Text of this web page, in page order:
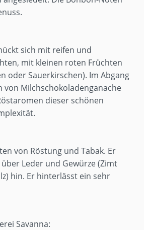
sich mit reifen und
mit kleinen roten Früchten
oder Sauerkirschen). Im Abgang
von Milchschokoladenganache
dieser schönen
von Röstung und Tabak. Er
Leder und Gewürze (Zimt
hin. Er hinterlässt ein sehr
Savanna: